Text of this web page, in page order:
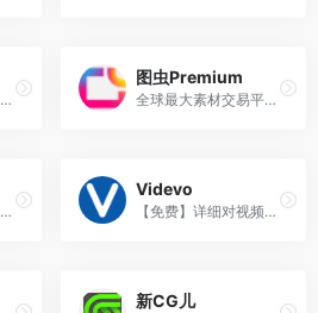
中国领先的视频素材。提供AE模板、视频定制服务等等。
图虫Premium
全球最大素材交易平台Pond5,为您提供超500万高清视频、4K视频。
【免费】提供各种带通道的神奇素材。为你的视频增加创意。
Videvo
【免费】详细对视频和音乐进行筛选，可由封面找素材。
新CG儿